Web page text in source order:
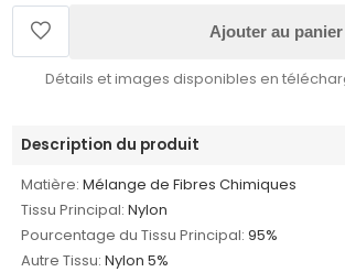
Ajouter au panier
Détails et images disponibles en
Description du produit
Matière: Mélange de Fibres Chimiques
Tissu Principal: Nylon
Pourcentage du Tissu Principal: 95%
Autre Tissu: Nylon 5%